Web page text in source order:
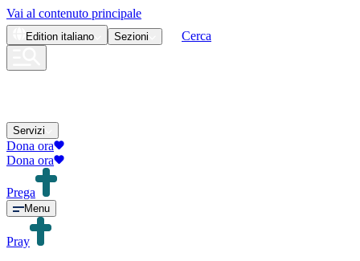
Vai al contenuto principale
Edition italiano Sezioni Cerca
Servizi
Dona ora
Dona ora
Prega
Menu
Pray